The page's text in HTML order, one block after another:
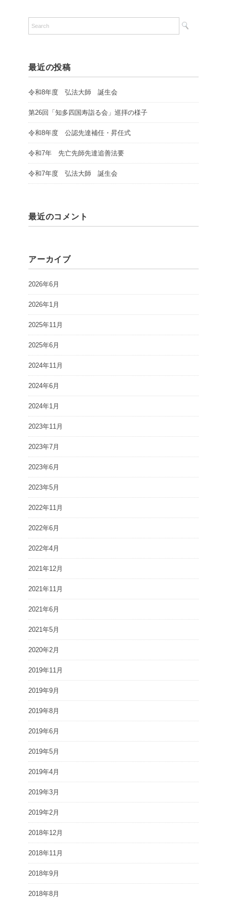
最近の投稿
令和8年度 弘法大師 誕生会
第26回「知多四国寿詣る会」巡拝の様子
令和8年度 公認先達補任・昇任式
令和7年 先亡先師先達追善法要
令和7年度 弘法大師 誕生会
最近のコメント
アーカイブ
2026年6月
2026年1月
2025年11月
2025年6月
2024年11月
2024年6月
2024年1月
2023年11月
2023年7月
2023年6月
2023年5月
2022年11月
2022年6月
2022年4月
2021年12月
2021年11月
2021年6月
2021年5月
2020年2月
2019年11月
2019年9月
2019年8月
2019年6月
2019年5月
2019年4月
2019年3月
2019年2月
2018年12月
2018年11月
2018年9月
2018年8月